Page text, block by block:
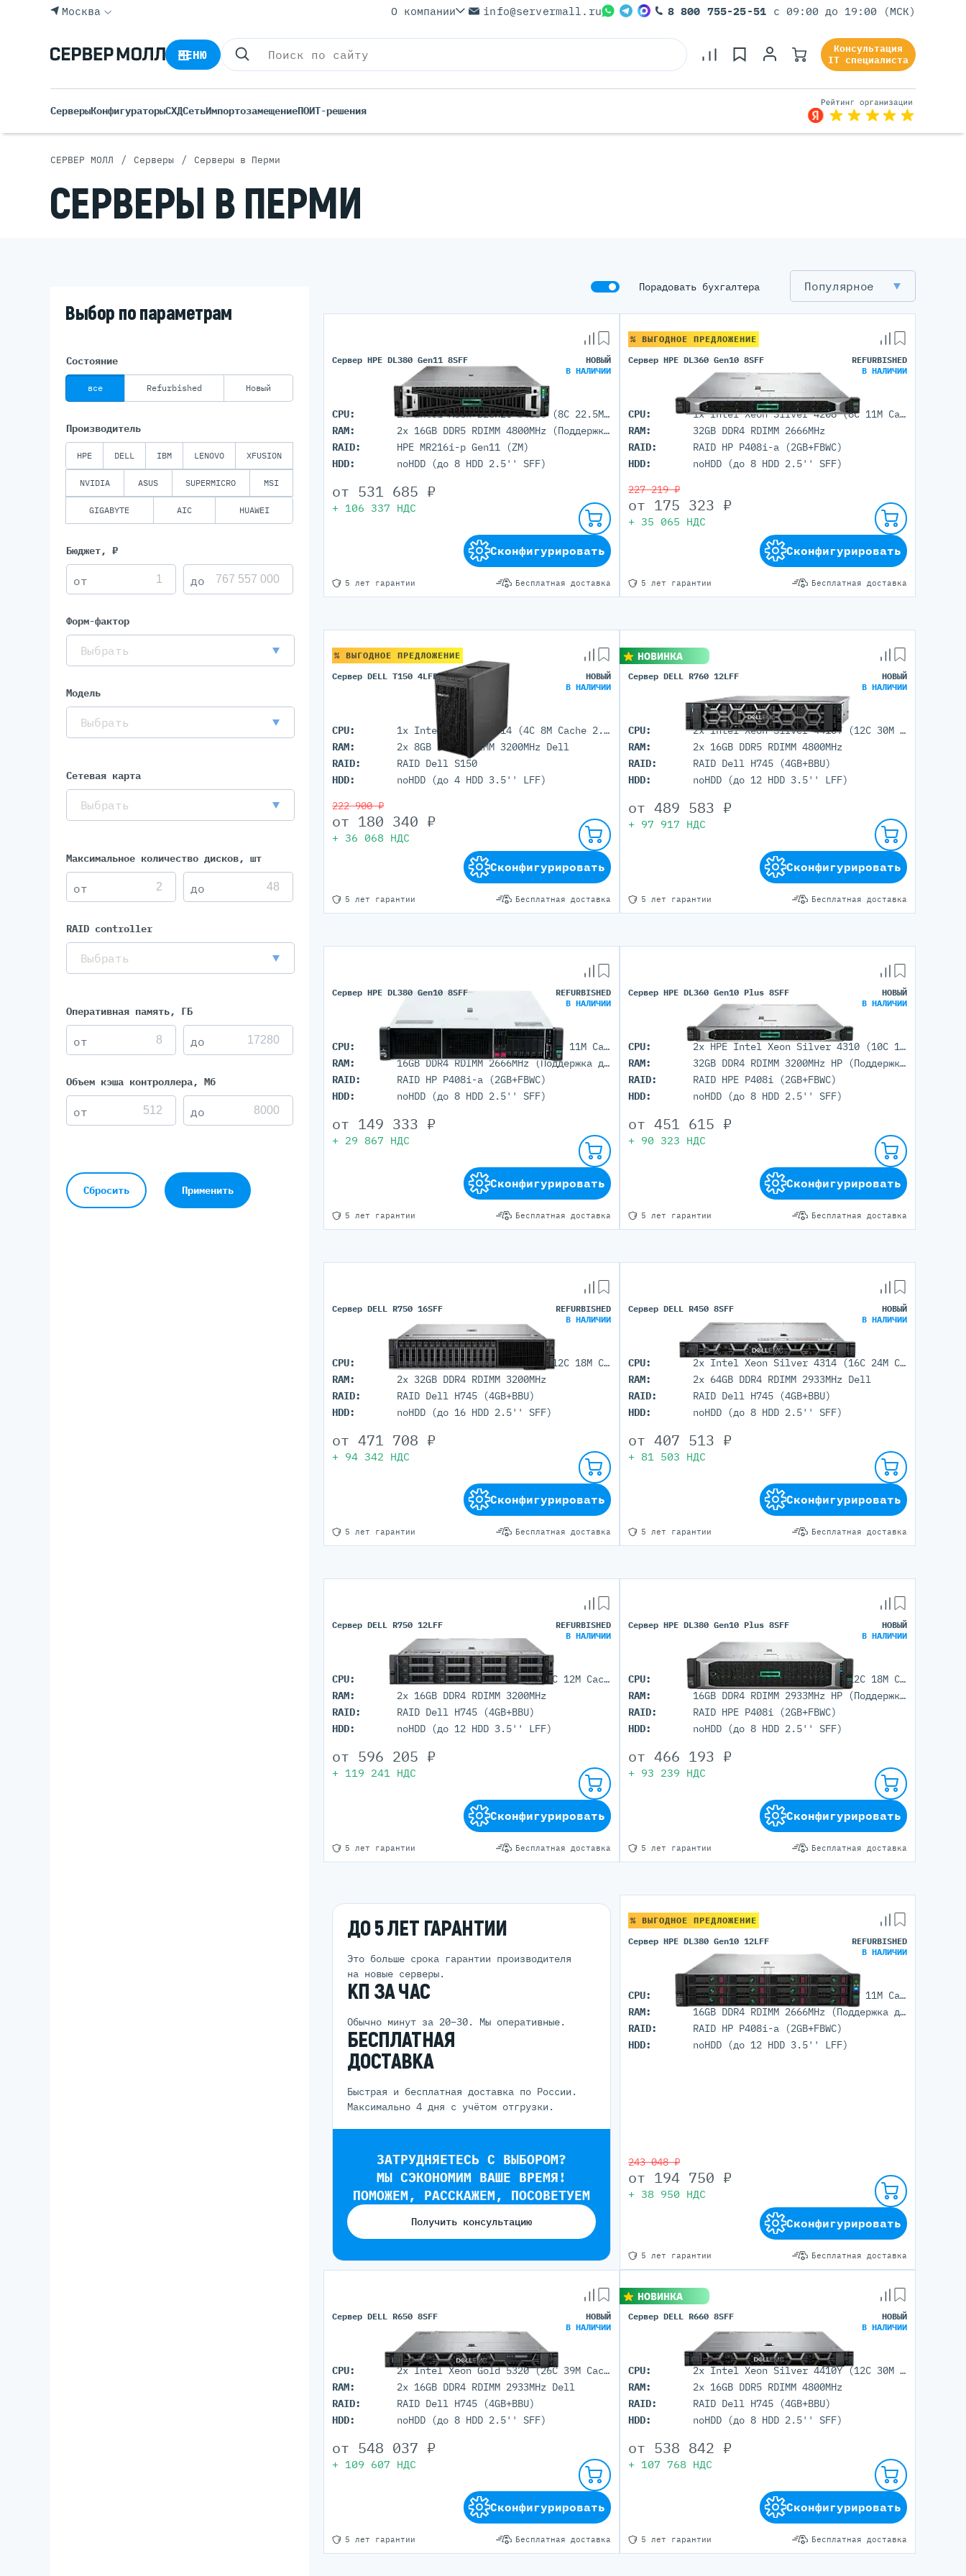
Rack Серверы
Tower Серверы
Серверы Huawei Atlas
Серверы Для ИИ
Серверы DELL
DELL G17
DELL G16
DELL G15
DELL G14
Серверы HP
HPE Gen12
HPE Gen11
HPE Gen10 Plus
HPE Gen10
Серверы С GPU
С GPU NVIDIA
С GPU AMD
С GPU Huawei Ascend
С 2 GPU
С 4 GPU
Москва О компании info@servermall.ru 8 800 755-25-51 с 09:00 до 19:00 (МСК)
МЕНЮ
Консультация
IT специалиста
СерверыКонфигураторыСХДСетьИмпортозамещениеПОИТ-решения
СЕРВЕР МОЛЛ / Серверы / Серверы в Перми
СЕРВЕРЫ В ПЕРМИ
Выбор по параметрам
Состояние
все Refurbished Новый
Производитель
HPE DELL IBM LENOVO XFUSION
NVIDIA ASUS SUPERMICRO MSI
GIGABYTE AIC HUAWEI
Бюджет, ₽
Форм-фактор
Выбрать
Модель
Выбрать
Сетевая карта
Выбрать
Максимальное количество дисков, шт
RAID controller
Выбрать
Оперативная память, ГБ
Объем кэша контроллера, Мб
Сбросить Применить
Порадовать бухгалтера Популярное
Сервер HPE DL380 Gen11 8SFF
НОВЫЙ
В НАЛИЧИИ
CPU:
2x Intel Xeon Bronze 3408U (8C 22.5M Cache 1.80 GHz)
RAM:
2x 16GB DDR5 RDIMM 4800MHz (Поддержка до 8TB максимально, 32 DIMM портов)
RAID:
HPE MR216i-p Gen11 (ZM)
HDD:
noHDD (до 8 HDD 2.5'' SFF)
5 лет гарантии Бесплатная доставка
от 531 685 ₽
+ 106 337 НДС
Сконфигурировать
% ВЫГОДНОЕ ПРЕДЛОЖЕНИЕ
Сервер HPE DL360 Gen10 8SFF
REFURBISHED
В НАЛИЧИИ
CPU:
1x Intel Xeon Silver 4208 (8C 11M Cache 2.10 GHz)
RAM:
32GB DDR4 RDIMM 2666MHz
RAID:
RAID HP P408i-a (2GB+FBWC)
HDD:
noHDD (до 8 HDD 2.5'' SFF)
5 лет гарантии Бесплатная доставка
227 219 ₽
от 175 323 ₽
+ 35 065 НДС
Сконфигурировать
% ВЫГОДНОЕ ПРЕДЛОЖЕНИЕ
Сервер DELL T150 4LFF
НОВЫЙ
В НАЛИЧИИ
CPU:
1x Intel Xeon E-2314 (4C 8M Cache 2.80 GHz)
RAM:
2x 8GB DDR4 UDIMM 3200MHz Dell
RAID:
RAID Dell S150
HDD:
noHDD (до 4 HDD 3.5'' LFF)
5 лет гарантии Бесплатная доставка
222 900 ₽
от 180 340 ₽
+ 36 068 НДС
Сконфигурировать
НОВИНКА
Сервер DELL R760 12LFF
НОВЫЙ
В НАЛИЧИИ
CPU:
2x Intel Xeon Silver 4410Y (12C 30M Cache 2.00 GHz)
RAM:
2x 16GB DDR5 RDIMM 4800MHz
RAID:
RAID Dell H745 (4GB+BBU)
HDD:
noHDD (до 12 HDD 3.5'' LFF)
5 лет гарантии Бесплатная доставка
от 489 583 ₽
+ 97 917 НДС
Сконфигурировать
Сервер HPE DL380 Gen10 8SFF
REFURBISHED
В НАЛИЧИИ
CPU:
1x Intel Xeon Bronze 3106 (8C 11M Cache 1.70 GHz)
RAM:
16GB DDR4 RDIMM 2666MHz (Поддержка до 3TB максимально, 24 DIMM портов)
RAID:
RAID HP P408i-a (2GB+FBWC)
HDD:
noHDD (до 8 HDD 2.5'' SFF)
5 лет гарантии Бесплатная доставка
от 149 333 ₽
+ 29 867 НДС
Сконфигурировать
Сервер HPE DL360 Gen10 Plus 8SFF
НОВЫЙ
В НАЛИЧИИ
CPU:
2x HPE Intel Xeon Silver 4310 (10C 18M Cache 2.1 GHz)
RAM:
32GB DDR4 RDIMM 3200MHz HP (Поддержка до 8192 гб. максимально, 32 DIMM портов)
RAID:
RAID HPE P408i (2GB+FBWC)
HDD:
noHDD (до 8 HDD 2.5'' SFF)
5 лет гарантии Бесплатная доставка
от 451 615 ₽
+ 90 323 НДС
Сконфигурировать
Сервер DELL R750 16SFF
REFURBISHED
В НАЛИЧИИ
CPU:
2x Intel Xeon Silver 4310 (12C 18M Cache 2.1 GHz)
RAM:
2x 32GB DDR4 RDIMM 3200MHz
RAID:
RAID Dell H745 (4GB+BBU)
HDD:
noHDD (до 16 HDD 2.5'' SFF)
5 лет гарантии Бесплатная доставка
от 471 708 ₽
+ 94 342 НДС
Сконфигурировать
Сервер DELL R450 8SFF
НОВЫЙ
В НАЛИЧИИ
CPU:
2x Intel Xeon Silver 4314 (16C 24M Cache 2.4GHz)
RAM:
2x 64GB DDR4 RDIMM 2933MHz Dell
RAID:
RAID Dell H745 (4GB+BBU)
HDD:
noHDD (до 8 HDD 2.5'' SFF)
5 лет гарантии Бесплатная доставка
от 407 513 ₽
+ 81 503 НДС
Сконфигурировать
Сервер DELL R750 12LFF
REFURBISHED
В НАЛИЧИИ
CPU:
2x Intel Xeon Gold 5315Y (8C 12M Cache 3.2GHz)
RAM:
2x 16GB DDR4 RDIMM 3200MHz
RAID:
RAID Dell H745 (4GB+BBU)
HDD:
noHDD (до 12 HDD 3.5'' LFF)
5 лет гарантии Бесплатная доставка
от 596 205 ₽
+ 119 241 НДС
Сконфигурировать
Сервер HPE DL380 Gen10 Plus 8SFF
НОВЫЙ
В НАЛИЧИИ
CPU:
1x Intel Xeon Silver 4310 (12C 18M Cache 2.1 GHz)
RAM:
16GB DDR4 RDIMM 2933MHz HP (Поддержка до 8192 гб. максимально, 32 DIMM портов)
RAID:
RAID HPE P408i (2GB+FBWC)
HDD:
noHDD (до 8 HDD 2.5'' SFF)
5 лет гарантии Бесплатная доставка
от 466 193 ₽
+ 93 239 НДС
Сконфигурировать
ДО 5 ЛЕТ ГАРАНТИИ
Это больше срока гарантии производителя
на новые серверы.
КП ЗА ЧАС
Обычно минут за 20–30. Мы оперативные.
БЕСПЛАТНАЯ
ДОСТАВКА
Быстрая и бесплатная доставка по России.
Максимально 4 дня с учётом отгрузки.
ЗАТРУДНЯЕТЕСЬ С ВЫБОРОМ?
МЫ СЭКОНОМИМ ВАШЕ ВРЕМЯ!
ПОМОЖЕМ, РАССКАЖЕМ, ПОСОВЕТУЕМ
Получить консультацию
% ВЫГОДНОЕ ПРЕДЛОЖЕНИЕ
Сервер HPE DL380 Gen10 12LFF
REFURBISHED
В НАЛИЧИИ
CPU:
1x Intel Xeon Bronze 3106 (8C 11M Cache 1.70 GHz)
RAM:
16GB DDR4 RDIMM 2666MHz (Поддержка до 3TB максимально, 24 DIMM портов)
RAID:
RAID HP P408i-a (2GB+FBWC)
HDD:
noHDD (до 12 HDD 3.5'' LFF)
5 лет гарантии Бесплатная доставка
243 048 ₽
от 194 750 ₽
+ 38 950 НДС
Сконфигурировать
Сервер DELL R650 8SFF
НОВЫЙ
В НАЛИЧИИ
CPU:
2x Intel Xeon Gold 5320 (26C 39M Cache 2.20 GHz)
RAM:
2x 16GB DDR4 RDIMM 2933MHz Dell
RAID:
RAID Dell H745 (4GB+BBU)
HDD:
noHDD (до 8 HDD 2.5'' SFF)
5 лет гарантии Бесплатная доставка
от 548 037 ₽
+ 109 607 НДС
Сконфигурировать
НОВИНКА
Сервер DELL R660 8SFF
НОВЫЙ
В НАЛИЧИИ
CPU:
2x Intel Xeon Silver 4410Y (12C 30M Cache 2.00 GHz)
RAM:
2x 16GB DDR5 RDIMM 4800MHz
RAID:
RAID Dell H745 (4GB+BBU)
HDD:
noHDD (до 8 HDD 2.5'' SFF)
5 лет гарантии Бесплатная доставка
от 538 842 ₽
+ 107 768 НДС
Сконфигурировать